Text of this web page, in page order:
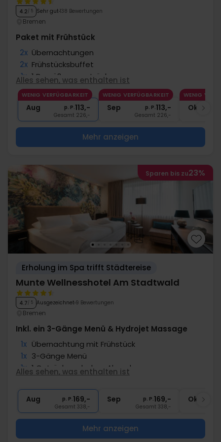
4.2/ 5 Sehr gut 138 Bewertungen
Bremen
Paket mit Frühstück
2x Übernachtungen
2x Frühstücksbuffet
1x 1 Begrüßungsgetränk
1x Kaffee zum Mitnehmen
2x Gratis Wasser an der Wasserstation
Alles sehen, was enthalten ist
WENIG VERFÜGBARKEIT
Aug p. P.113,-
Gesamt 226,-
WENIG VERFÜGBARKEIT
Sep p. P.113,-
Gesamt 226,-
WENIG
Okt
Mehr anzeigen
Sparen bis zu23%
Erholung im Spa trifft Städtereise
Munte Wellnesshotel Am Stadtwald
4.7/ 5 Ausgezeichnet 9 Bewertungen
Bremen
Inkl. ein 3-Gänge Menü & Hydrojet Massage
1x Übernachtung mit Frühstück
1x 3-Gänge Menü
1x 1 Getränk nach dem Abendessen
1x Hydrojet Massage
Alles sehen, was enthalten ist
Aug p. P.169,-
Gesamt 338,-
Sep p. P.169,-
Gesamt 338,-
Okt
Mehr anzeigen